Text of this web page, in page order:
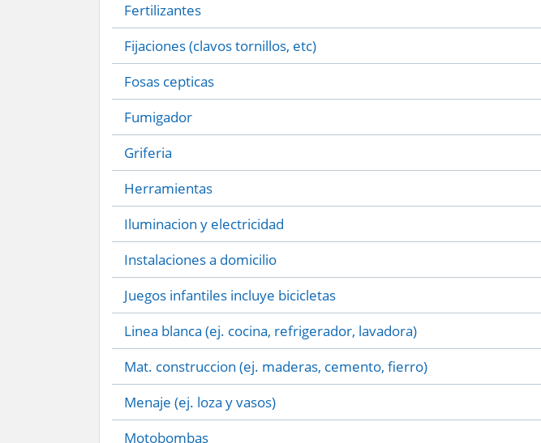
Fertilizantes
Fijaciones (clavos tornillos, etc)
Fosas cepticas
Fumigador
Griferia
Herramientas
Iluminacion y electricidad
Instalaciones a domicilio
Juegos infantiles incluye bicicletas
Linea blanca (ej. cocina, refrigerador, lavadora)
Mat. construccion (ej. maderas, cemento, fierro)
Menaje (ej. loza y vasos)
Motobombas